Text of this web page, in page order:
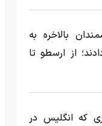
بالاخره به
از ارسطو تا
که انگلیس در